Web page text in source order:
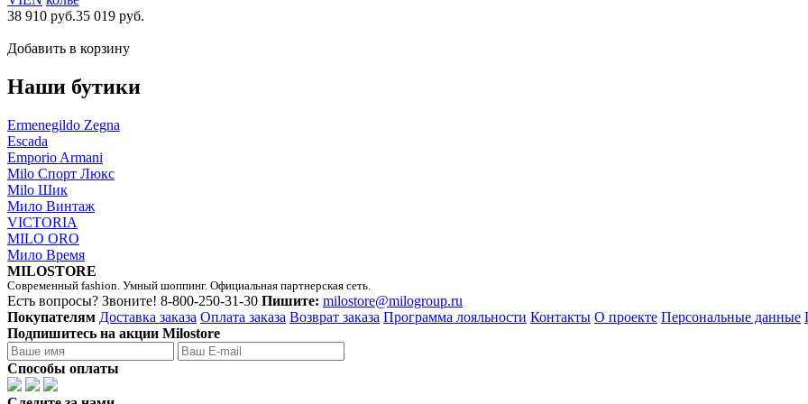
38 910 руб.35 019 руб.
Добавить в корзину
Наши бутики
Ermenegildo Zegna
Escada
Emporio Armani
Milo Спорт Люкс
Milo Шик
Мило Винтаж
VICTORIA
MILO ORO
Мило Время
MILOSTORE
Современный fashion. Умный шоппинг. Официальная партнерская сеть.
Есть вопросы? Звоните! 8-800-250-31-30 Пишите: milostore@milogroup.ru
Покупателям Доставка заказа Оплата заказа Возврат заказа Программа лояльности Контакты О проекте Персональные данные
Подпишитесь на акции Milostore
Способы оплаты